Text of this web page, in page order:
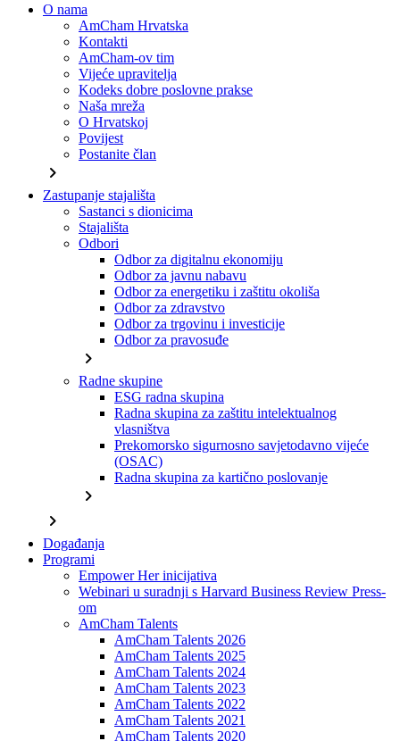
O nama
AmCham Hrvatska
Kontakti
AmCham-ov tim
Vijeće upravitelja
Kodeks dobre poslovne prakse
Naša mreža
O Hrvatskoj
Povijest
Postanite član
chevron_right
Zastupanje stajališta
Sastanci s dionicima
Stajališta
Odbori
Odbor za digitalnu ekonomiju
Odbor za javnu nabavu
Odbor za energetiku i zaštitu okoliša
Odbor za zdravstvo
Odbor za trgovinu i investicije
Odbor za pravosuđe
chevron_right
Radne skupine
ESG radna skupina
Radna skupina za zaštitu intelektualnog
vlasništva
Prekomorsko sigurnosno savjetodavno vijeće
(OSAC)
Radna skupina za kartično poslovanje
chevron_right
chevron_right
Događanja
Programi
Empower Her inicijativa
Webinari u suradnji s Harvard Business Review Press-
om
AmCham Talents
AmCham Talents 2026
AmCham Talents 2025
AmCham Talents 2024
AmCham Talents 2023
AmCham Talents 2022
AmCham Talents 2021
AmCham Talents 2020